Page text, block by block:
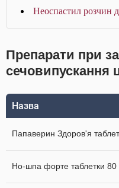
Неоспастил розчин
Препарати при
сечовипускання
Назва
Папаверин Здоров'я
Но-шпа форте таблетки 80